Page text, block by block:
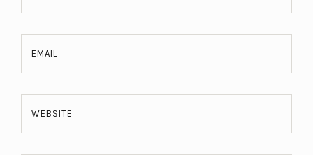
EMAIL
WEBSITE